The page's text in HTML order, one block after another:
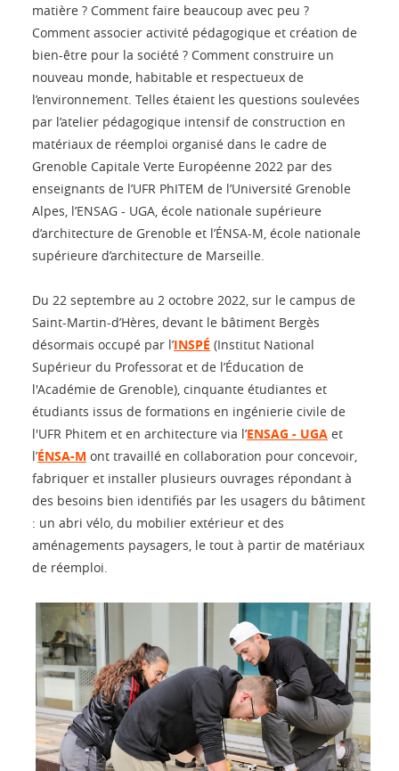
matière ? Comment faire beaucoup avec peu ?
Comment associer activité pédagogique et création de
bien-être pour la société ? Comment construire un
nouveau monde, habitable et respectueux de
l’environnement. Telles étaient les questions soulevées
par l’atelier pédagogique intensif de construction en
matériaux de réemploi organisé dans le cadre de
Grenoble Capitale Verte Européenne 2022 par des
enseignants de l’UFR PhITEM de l’Université Grenoble
Alpes, l’ENSAG - UGA, école nationale supérieure
d’architecture de Grenoble et l’ÉNSA-M, école nationale
supérieure d’architecture de Marseille.
Du 22 septembre au 2 octobre 2022, sur le campus de
Saint-Martin-d’Hères, devant le bâtiment Bergès
désormais occupé par l’INSPÉ (Institut National
Supérieur du Professorat et de l’Éducation de
l'Académie de Grenoble), cinquante étudiantes et
étudiants issus de formations en ingénierie civile de
l'UFR Phitem et en architecture via l’ENSAG - UGA et
l’ÉNSA-M ont travaillé en collaboration pour concevoir,
fabriquer et installer plusieurs ouvrages répondant à
des besoins bien identifiés par les usagers du bâtiment
: un abri vélo, du mobilier extérieur et des
aménagements paysagers, le tout à partir de matériaux
de réemploi.